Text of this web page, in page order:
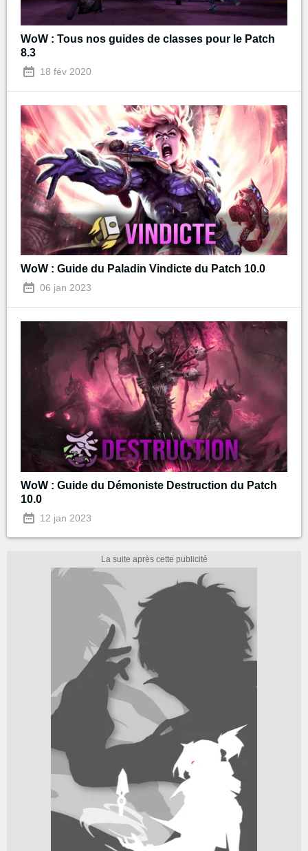
WoW : Tous nos guides de classes pour le Patch
8.3
18 fév 2020
WoW : Guide du Paladin Vindicte du Patch 10.0
06 jan 2023
WoW : Guide du Démoniste Destruction du Patch
10.0
12 jan 2023